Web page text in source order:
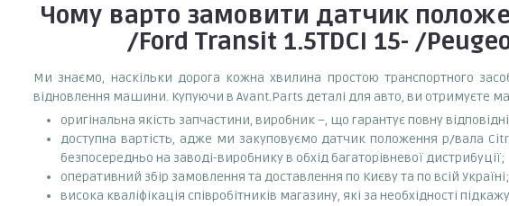
Чому варто замовити датчик
/Ford Transit 1.5TDCI 15- /
Ми знаємо, наскільки дорога кожна хвилина простою транспортного
відновлення машини. Купуючи в Avant.Parts деталі для авто, ви отримуєте
оригінальна якість запчастини, виробник –, що гарантує повну
доступна вартість, адже ми закуповуємо датчик положення р/вала
безпосередньо на заводі-виробнику в обхід багаторівневої дистрибуції;
оперативний збір замовлення та доставлення по Києву та по всій Україні;
висока кваліфікація співробітників магазину, які за необхідності